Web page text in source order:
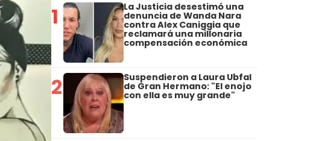
1 La Justicia desestimó una
denuncia de Wanda Nara
contra Alex Caniggia que
reclamará una millonaria
compensación económica
2 Suspendieron a Laura Ubfal
de Gran Hermano: "El enojo
con ella es muy grande"